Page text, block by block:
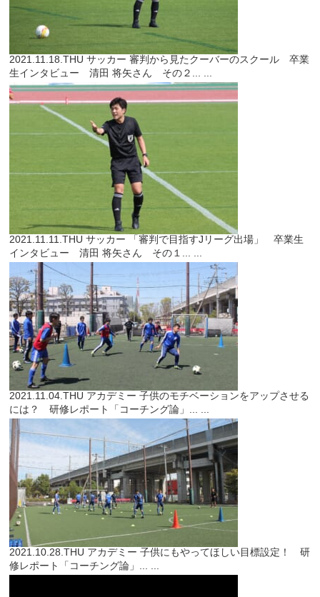
2021.11.18.THU サッカー 審判から見たクーバーのスクール 卒業
生インタビュー 清田 将矢さん その２... ...
2021.11.11.THU サッカー
「審判で目指すJリーグ出場」 卒業生
インタビュー 清田 将矢さん その１... ...
2021.11.04.THU アカデミー 子供のモチベーションをアップさせる
には？ 研修レポート「コーチング論」... ...
2021.10.28.THU アカデミー 子供にもやってほしい目標設定！ 研
修レポート「コーチング論」... ...